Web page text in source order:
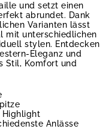
und setzt einen
abrundet. Dank
Varianten lässt
mit unterschiedlichen
stylen. Entdecken
Eleganz und
Stil, Komfort und
Highlight
Anlässe